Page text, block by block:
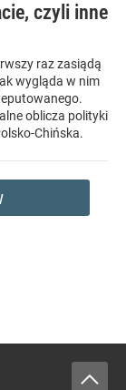
czyli inne
raz zasiądą
wygląda w nim
oblicza polityki
Chińska.